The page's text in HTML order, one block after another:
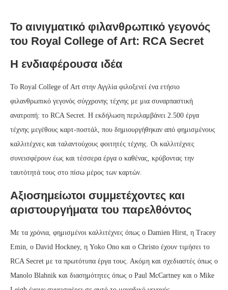
Το αινιγματικό φιλανθρωπικό γεγονός
του Royal College of Art: RCA Secret
Η ενδιαφέρουσα ιδέα
Το Royal College of Art στην Αγγλία φιλοξενεί ένα ετήσιο
φιλανθρωπικό γεγονός σύγχρονης τέχνης με μια συναρπαστική
ανατροπή: το RCA Secret. Η εκδήλωση περιλαμβάνει 2.500 έργα
τέχνης μεγέθους καρτ-ποστάλ, που δημιουργήθηκαν από φημισμένους
καλλιτέχνες και ταλαντούχους φοιτητές τέχνης. Οι καλλιτέχνες
συνεισφέρουν έως και τέσσερα έργα ο καθένας, κρύβοντας την
ταυτότητά τους στο πίσω μέρος των καρτών.
Αξιοσημείωτοι συμμετέχοντες και
αριστουργήματα του παρελθόντος
Με τα χρόνια, φημισμένοι καλλιτέχνες όπως ο Damien Hirst, η Tracey
Emin, ο David Hockney, η Yoko Ono και ο Christo έχουν τιμήσει το
RCA Secret με τα πρωτότυπα έργα τους. Ακόμη και σχεδιαστές όπως ο
Manolo Blahnik και διασημότητες όπως ο Paul McCartney και ο Mike